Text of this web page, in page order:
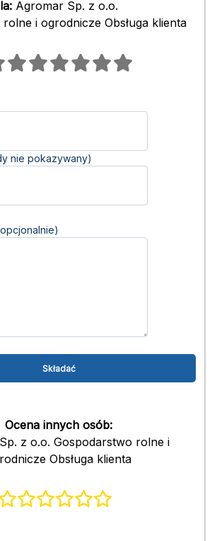
Agromar Sp. z o.o.
i ogrodnicze Obsługa klienta
nie pokazywany)
Ocena innych osób:
z o.o. Gospodarstwo rolne i
Obsługa klienta